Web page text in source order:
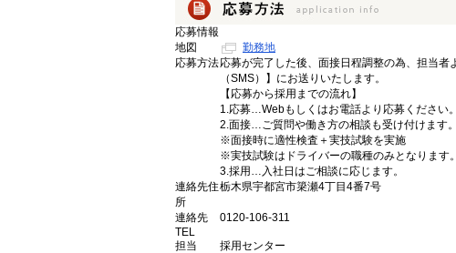
応募情報
地図
勤務地
応募方法応募が完了した後、面接日程調整の為、担当
（SMS）】にお送りいたします。
【応募から採用までの流れ】
1.応募…Webもしくはお電話より応募ください。
2.面接…ご質問や働き方の相談も受け付けます。
※面接時に適性検査＋実技試験を実施
※実技試験はドライバーの職種のみとなります。
3.採用…入社日はご相談に応じます。
連絡先住
所
栃木県宇都宮市簗瀬4丁目4番7号
連絡先
TEL
0120-106-311
担当 採用センター